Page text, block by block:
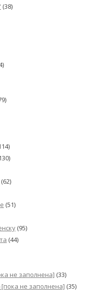
(38)
(62)
(51)
(95)
(44)
не заполнена] (33)
[пока не заполнена] (35)